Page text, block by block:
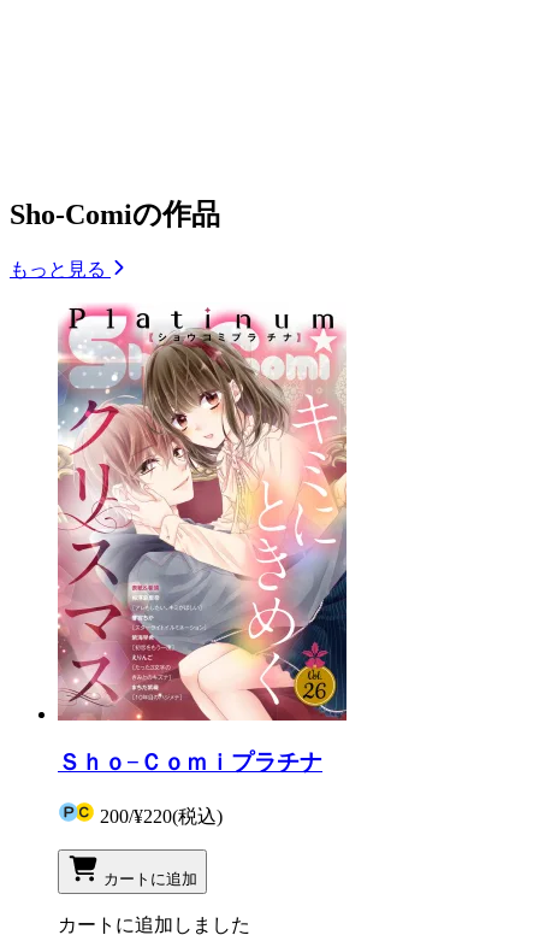
Sho-Comiの作品
もっと見る
Ｓｈｏ−Ｃｏｍｉプラチナ
200/¥220(税込)
カートに追加
カートに追加しました